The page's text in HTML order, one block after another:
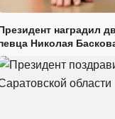
наградил
Николая